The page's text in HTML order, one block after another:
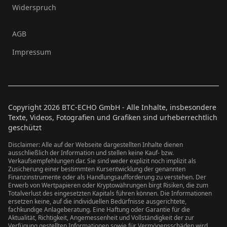
Widerspruch
AGB
Impressum
Copyright 2026 BTC-ECHO GmbH - Alle Inhalte, insbesondere
Texte, Videos, Fotografien und Grafiken sind urheberrechtlich
geschützt
Disclaimer: Alle auf der Webseite dargestellten Inhalte dienen
ausschließlich der Information und stellen keine Kauf- bzw.
Verkaufsempfehlungen dar. Sie sind weder explizit noch implizit als
Zusicherung einer bestimmten Kursentwicklung der genannten
Finanzinstrumente oder als Handlungsaufforderung zu verstehen. Der
Erwerb von Wertpapieren oder Kryptowährungen birgt Risiken, die zum
Totalverlust des eingesetzten Kapitals führen können. Die Informationen
ersetzen keine, auf die individuellen Bedürfnisse ausgerichtete,
fachkundige Anlageberatung. Eine Haftung oder Garantie für die
Aktualität, Richtigkeit, Angemessenheit und Vollständigkeit der zur